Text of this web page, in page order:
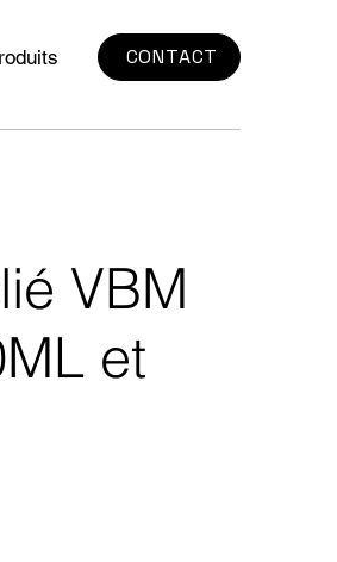
CONTACT
VBM
et